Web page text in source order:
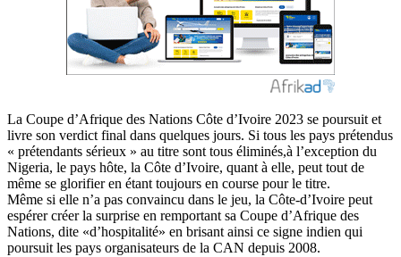
La Coupe d’Afrique des Nations Côte d’Ivoire 2023 se poursuit et
livre son verdict final dans quelques jours. Si tous les pays prétendus
« prétendants sérieux » au titre sont tous éliminés,à l’exception du
Nigeria, le pays hôte, la Côte d’Ivoire, quant à elle, peut tout de
même se glorifier en étant toujours en course pour le titre.
Même si elle n’a pas convaincu dans le jeu, la Côte-d’Ivoire peut
espérer créer la surprise en remportant sa Coupe d’Afrique des
Nations, dite «d’hospitalité» en brisant ainsi ce signe indien qui
poursuit les pays organisateurs de la CAN depuis 2008.